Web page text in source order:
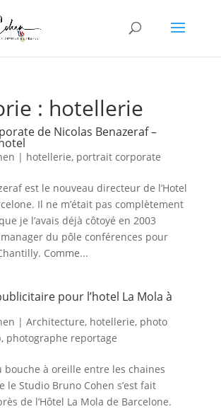
: hotellerie
de Nicolas Benazeraf –
| hotellerie, portrait corporate
est le nouveau directeur de l’Hotel
Il ne m’était pas complètement
je l’avais déjà côtoyé en 2003
du pôle conférences pour
Comme...
pour l’hotel La Mola à
| Architecture, hotellerie, photo
, photographe reportage
bouche à oreille entre les chaines
le Studio Bruno Cohen s’est fait
de l’Hôtel La Mola de Barcelone.